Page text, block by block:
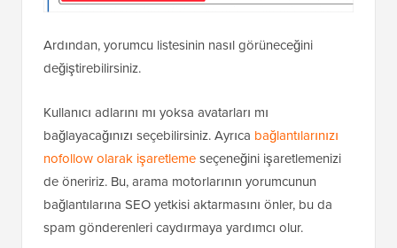
Ardından, yorumcu listesinin nasıl görüneceğini
değiştirebilirsiniz.
Kullanıcı adlarını mı yoksa avatarları mı
bağlayacağınızı seçebilirsiniz. Ayrıca bağlantılarınızı
nofollow olarak işaretlemeseçeneğini işaretlemenizi
de öneririz. Bu, arama motorlarının yorumcunun
bağlantılarına SEO yetkisi aktarmasını önler, bu da
spam gönderenleri caydırmaya yardımcı olur.